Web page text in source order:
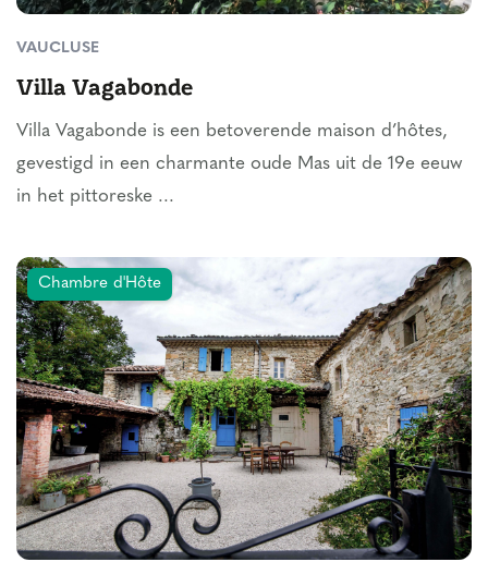
VAUCLUSE
Villa Vagabonde
Villa Vagabonde is een betoverende maison d’hôtes,
gevestigd in een charmante oude Mas uit de 19e eeuw
in het pittoreske ...
Chambre d'Hôte